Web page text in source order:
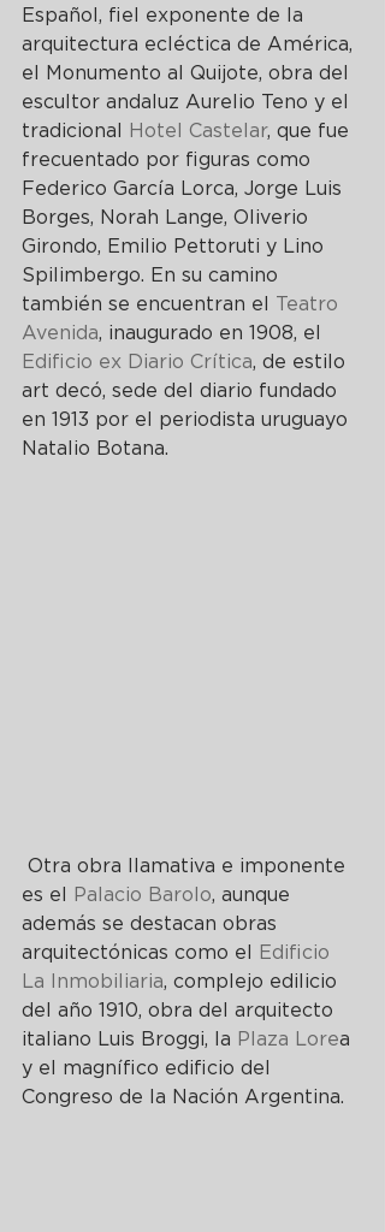
Español, fiel exponente de la
arquitectura ecléctica de América,
el Monumento al Quijote, obra del
escultor andaluz Aurelio Teno y el
tradicional
Hotel Castelar, que fue
frecuentado por figuras como
Federico García Lorca, Jorge Luis
Borges, Norah Lange, Oliverio
Girondo, Emilio Pettoruti y Lino
Spilimbergo. En su camino
también se encuentran el
Teatro
Avenida, inaugurado en 1908, el
Edificio ex Diario Crítica, de estilo
art decó, sede del diario fundado
en 1913 por el periodista uruguayo
Natalio Botana.
es el
Palacio Barolo, aunque
además se destacan obras
arquitectónicas como el
Edificio
La Inmobiliaria, complejo edilicio
del año 1910, obra del arquitecto
italiano Luis Broggi, la Plaza Lorea
y el magnífico edificio del
Congreso de la Nación Argentina.